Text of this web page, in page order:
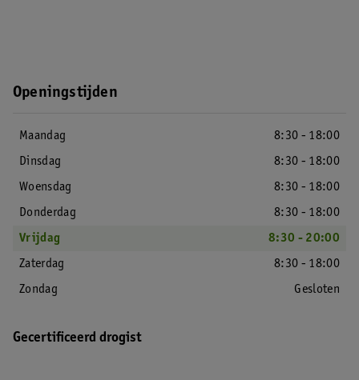
Openingstijden
Maandag
8:30 - 18:00
Dinsdag
8:30 - 18:00
Woensdag
8:30 - 18:00
Donderdag
8:30 - 18:00
Vrijdag
8:30 - 20:00
Zaterdag
8:30 - 18:00
Zondag
Gesloten
Gecertificeerd drogist